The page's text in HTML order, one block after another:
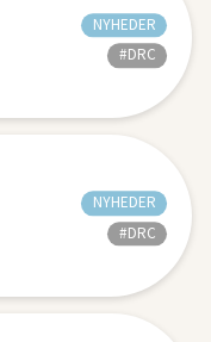
NYHEDER
#DRC
NYHEDER
#DRC